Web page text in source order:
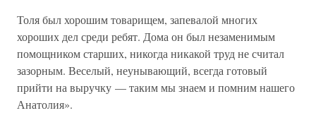
Толя был хорошим товарищем, запевалой многих
хороших дел среди ребят. Дома он был незаменимым
помощником старших, никогда никакой труд не считал
зазорным. Веселый, неунывающий, всегда готовый
прийти на выручку — таким мы знаем и помним нашего
Анатолия».